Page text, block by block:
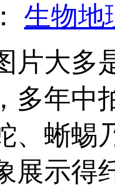
生物地
片大多
多年中
、蜥蜴
展示得